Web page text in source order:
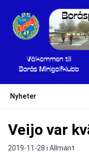
Nyheter
Veijo var
2019-11-28 i Allmänt